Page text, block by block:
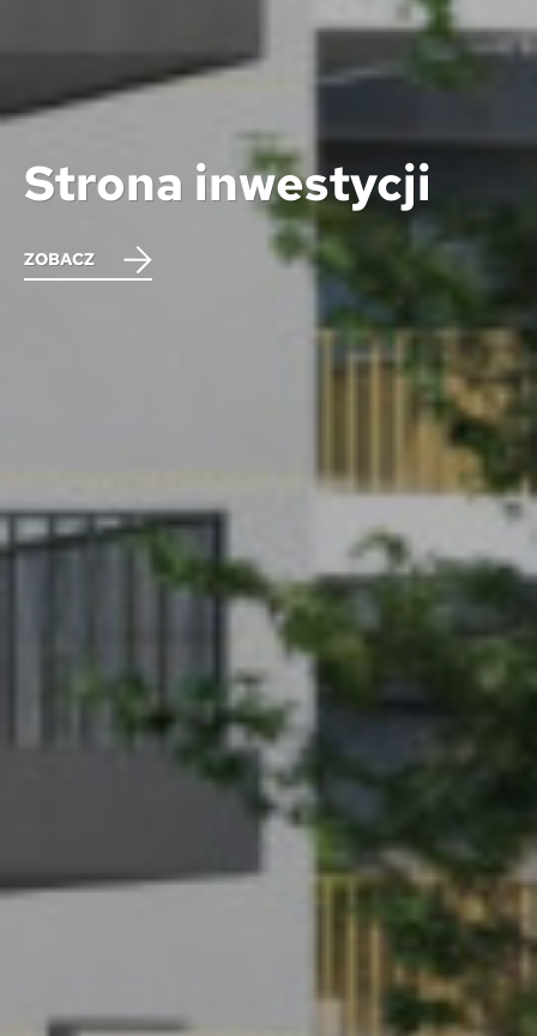
Strona inwestycji
ZOBACZ